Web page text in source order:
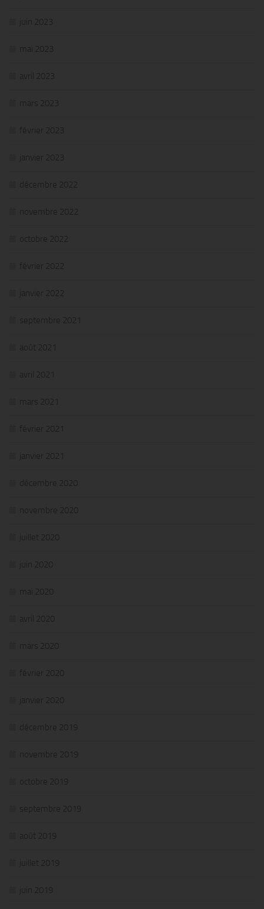
juin 2023
mai 2023
avril 2023
mars 2023
février 2023
janvier 2023
décembre 2022
novembre 2022
octobre 2022
février 2022
janvier 2022
septembre 2021
août 2021
avril 2021
mars 2021
février 2021
janvier 2021
décembre 2020
novembre 2020
juillet 2020
juin 2020
mai 2020
avril 2020
mars 2020
février 2020
janvier 2020
décembre 2019
novembre 2019
octobre 2019
septembre 2019
août 2019
juillet 2019
juin 2019